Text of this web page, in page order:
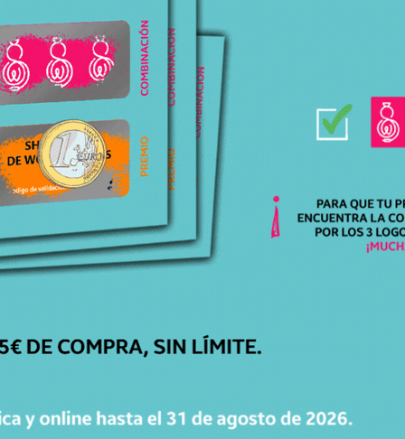
SKU 158673651
Categorías Accesorios,Adaptadores
Marca Mr Shisha
Modelo
Stock En Stock
Productos relacionados
Productos relacionados con KIT MR SHISHA BABY PRO GREEN